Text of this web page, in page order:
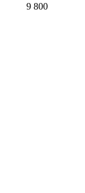
9 800